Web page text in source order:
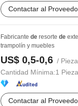
Contactar al
Fabricante de resorte de
trampolín y muebles
US$ 0,5-0,6 / Pieza
Cantidad Mínima:1 Pieza
Contactar al